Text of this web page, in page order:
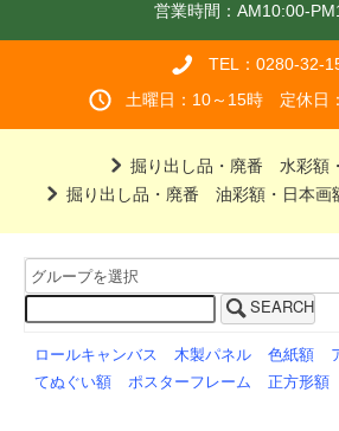
営業時間：AM10:00-
TEL：0280-32-
土曜日：10～15時 定休日
掘り出し品・廃番 水彩額
掘り出し品・廃番 油彩額・日本画
SEARCH
ロールキャンバス 木製パネル 色紙額
てぬぐい額
ポスターフレーム 正方形額